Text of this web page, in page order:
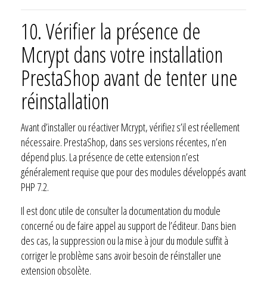
10.Vérifier la présence de
Mcrypt dans votre installation
PrestaShop avant de tenter une
réinstallation
Avant d’installer ou réactiver Mcrypt, vérifiez s’il est réellement
nécessaire. PrestaShop, dans ses versions récentes, n’en
dépend plus. La présence de cette extension n’est
généralement requise que pour des modules développés avant
PHP 7.2.
Il est donc utile de consulter la documentation du module
concerné ou de faire appel au support de l’éditeur. Dans bien
des cas, la suppression ou la mise à jour du module suffit à
corriger le problème sans avoir besoin de réinstaller une
extension obsolète.